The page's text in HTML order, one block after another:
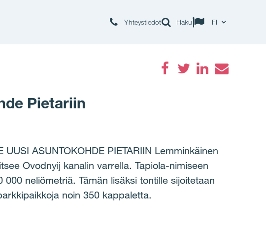
Yhteystiedot Haku FI
Pietariin
ASUNTOKOHDE PIETARIIN Lemminkäinen
Ovodnyij kanalin varrella. Tapiola-nimiseen
neliömetriä. Tämän lisäksi tontille sijoitetaan
noin 350 kappaletta.